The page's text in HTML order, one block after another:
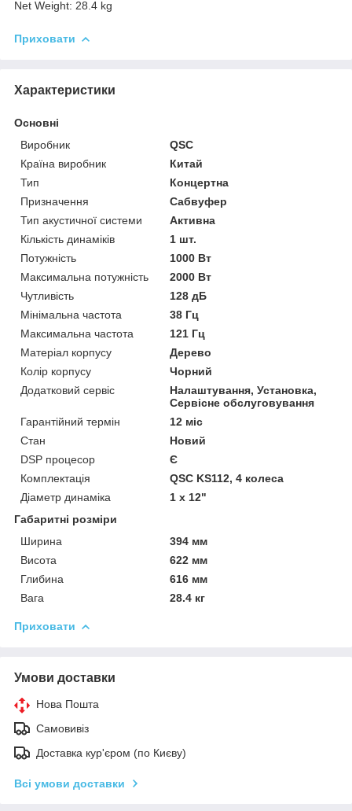
Net Weight: 28.4 kg
Приховати
Характеристики
Основні
Виробник
QSC
Країна виробник
Китай
Тип
Концертна
Призначення
Сабвуфер
Тип акустичної системи
Активна
Кількість динаміків
1 шт.
Потужність
1000 Вт
Максимальна потужність
2000 Вт
Чутливість
128 дБ
Мінімальна частота
38 Гц
Максимальна частота
121 Гц
Матеріал корпусу
Дерево
Колір корпусу
Чорний
Додатковий сервіс
Налаштування, Установка,
Сервісне обслуговування
Гарантійний термін
12 міс
Стан
Новий
DSP процесор
Є
Комплектація
QSC KS112, 4 колеса
Діаметр динаміка
1 x 12"
Габаритні розміри
Ширина
394 мм
Висота
622 мм
Глибина
616 мм
Вага
28.4 кг
Приховати
Умови доставки
Нова Пошта
Самовивіз
Доставка кур'єром (по Києву)
Всі умови доставки